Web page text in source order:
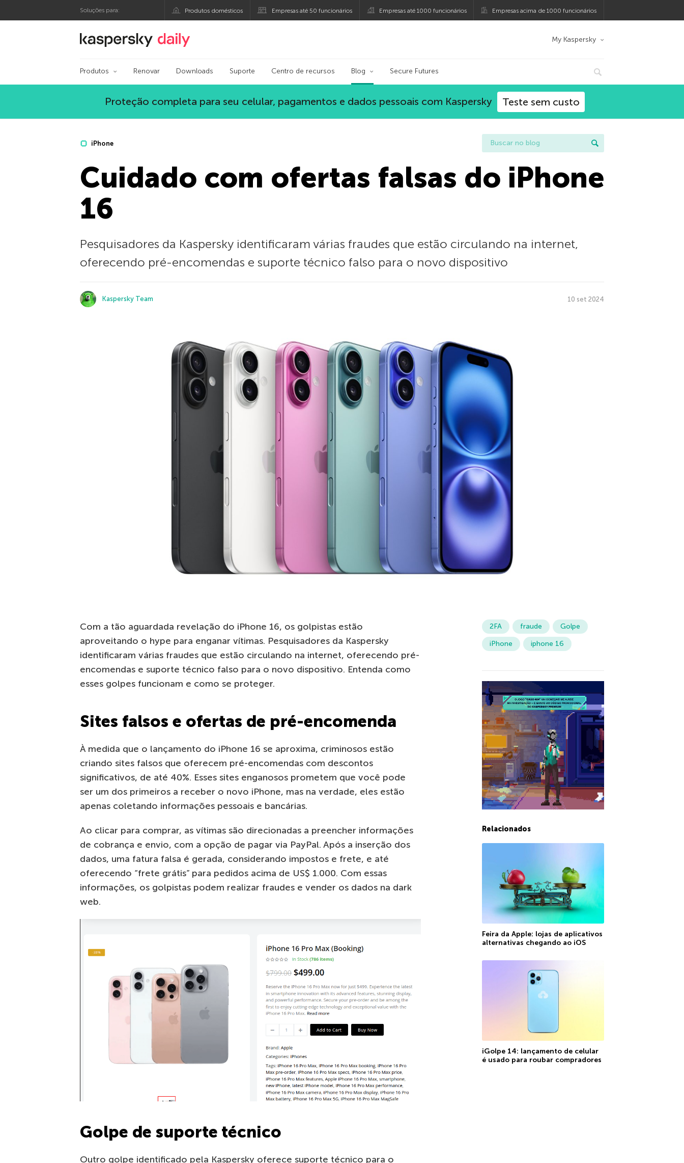
Soluções para: Produtos domésticos Empresas até 50 funcionários Empresas até 1000 funcionários Empresas acima de 1000 funcionários
Blog oficial da Kaspersky My Kaspersky
Produtos Renovar Downloads Suporte Centro de recursos Blog Secure Futures
Proteção completa para seu celular, pagamentos e dados pessoais com Kaspersky Teste sem custo
iPhone
Cuidado com ofertas falsas do iPhone
16
Pesquisadores da Kaspersky identificaram várias fraudes que estão circulando na internet,
oferecendo pré-encomendas e suporte técnico falso para o novo dispositivo
Kaspersky Team 10 set 2024
Com a tão aguardada revelação do iPhone 16, os golpistas estão
aproveitando o hype para enganar vítimas. Pesquisadores da Kaspersky
identificaram várias fraudes que estão circulando na internet, oferecendo pré-
encomendas e suporte técnico falso para o novo dispositivo. Entenda como
esses golpes funcionam e como se proteger.
Sites falsos e ofertas de pré-encomenda
À medida que o lançamento do iPhone 16 se aproxima, criminosos estão
criando sites falsos que oferecem pré-encomendas com descontos
significativos, de até 40%. Esses sites enganosos prometem que você pode
ser um dos primeiros a receber o novo iPhone, mas na verdade, eles estão
apenas coletando informações pessoais e bancárias.
Ao clicar para comprar, as vítimas são direcionadas a preencher informações
de cobrança e envio, com a opção de pagar via PayPal. Após a inserção dos
dados, uma fatura falsa é gerada, considerando impostos e frete, e até
oferecendo “frete grátis” para pedidos acima de US$ 1.000. Com essas
informações, os golpistas podem realizar fraudes e vender os dados na dark
web.
Golpe de suporte técnico
Outro golpe identificado pela Kaspersky oferece suporte técnico para o
2FA fraude
Golpe
iPhone
iphone 16
Relacionados
Feira da Apple: lojas de aplicativos
alternativas chegando ao iOS
iGolpe 14: lançamento de celular
é usado para roubar compradores